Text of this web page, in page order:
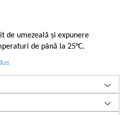
de umezeală și expunere
de până la 25°C.